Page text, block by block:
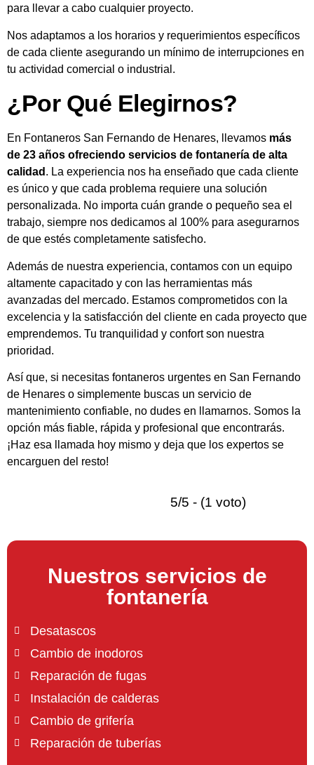
para llevar a cabo cualquier proyecto.
Nos adaptamos a los horarios y requerimientos específicos
de cada cliente asegurando un mínimo de interrupciones en
tu actividad comercial o industrial.
¿Por Qué Elegirnos?
En Fontaneros San Fernando de Henares, llevamos más
de 23 años ofreciendo servicios de fontanería de alta
calidad . La experiencia nos ha enseñado que cada cliente
es único y que cada problema requiere una solución
personalizada. No importa cuán grande o pequeño sea el
trabajo, siempre nos dedicamos al 100% para asegurarnos
de que estés completamente satisfecho.
Además de nuestra experiencia, contamos con un equipo
altamente capacitado y con las herramientas más
avanzadas del mercado. Estamos comprometidos con la
excelencia y la satisfacción del cliente en cada proyecto que
emprendemos. Tu tranquilidad y confort son nuestra
prioridad.
Así que, si necesitas fontaneros urgentes en San Fernando
de Henares o simplemente buscas un servicio de
mantenimiento confiable, no dudes en llamarnos. Somos la
opción más fiable, rápida y profesional que encontrarás.
¡Haz esa llamada hoy mismo y deja que los expertos se
encarguen del resto!
5/5 - (1 voto)
Nuestros servicios de
fontanería
Desatascos
Cambio de inodoros
Reparación de fugas
Instalación de calderas
Cambio de grifería
Reparación de tuberías